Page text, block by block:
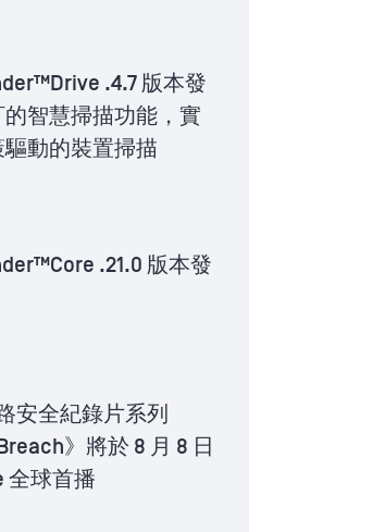
.4.7 版本發
智慧掃描功能，實
動的裝置掃描
.21.0 版本發
安全紀錄片系列
》將於 8 月 8 日
全球首播